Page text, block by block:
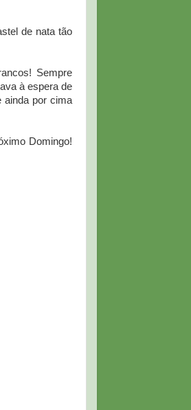
de nata tão
Sempre
à espera de
ainda por cima
Domingo!